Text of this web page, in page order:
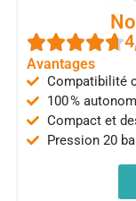
Avantages
Compatibilité
100 %
Compact et
Pression 20